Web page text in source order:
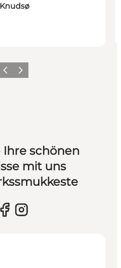
Vorherige Folie
Nächste Folie
Ihre schönen
mit uns